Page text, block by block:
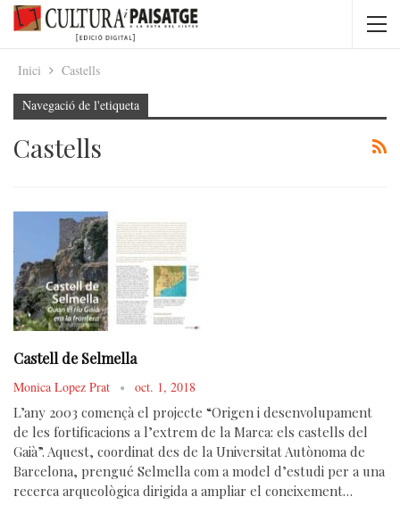
Inici Castells
Navegació de l'etiqueta
Castells
Castell de Selmella
Monica Lopez Prat oct. 1, 2018
L’any 2003 començà el projecte “Origen i desenvolupament
de les fortificacions a l’extrem de la Marca: els castells del
Gaià”. Aquest, coordinat des de la Universitat Autònoma de
Barcelona, prengué Selmella com a model d’estudi per a una
recerca arqueològica dirigida a ampliar el coneixement…